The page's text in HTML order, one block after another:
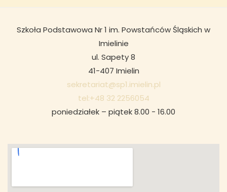
Szkoła Podstawowa Nr 1 im. Powstańców Śląskich w
Imielinie
ul. Sapety 8
41-407 Imielin
sekretariat@sp1.imielin.pl
tel:+48 32 2256054
poniedziałek – piątek 8.00 - 16.00